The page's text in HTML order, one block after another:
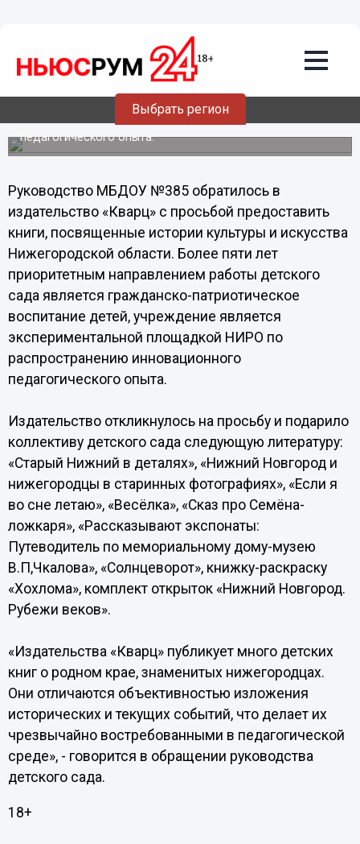
Выбрать регион
Издательство «Кварц» подарило набор
своих книг детскому саду №385
Нижнего Новгорода
Детский сад является экспериментальной площадкой
НИРО по распространению инновационного
педагогического опыта.
Руководство МБДОУ №385 обратилось в
издательство «Кварц» с просьбой предоставить
книги, посвященные истории культуры и искусства
Нижегородской области. Более пяти лет
приоритетным направлением работы детского
сада является гражданско-патриотическое
воспитание детей, учреждение является
экспериментальной площадкой НИРО по
распространению инновационного
педагогического опыта.
Издательство откликнулось на просьбу и подарило
коллективу детского сада следующую литературу:
«Старый Нижний в деталях», «Нижний Новгород и
нижегородцы в старинных фотографиях», «Если я
во сне летаю», «Весёлка», «Сказ про Семёна-
ложкаря», «Рассказывают экспонаты:
Путеводитель по мемориальному дому-музею
В.П,Чкалова», «Солнцеворот», книжку-раскраску
«Хохлома», комплект открыток «Нижний Новгород.
Рубежи веков».
«Издательства «Кварц» публикует много детских
книг о родном крае, знаменитых нижегородцах.
Они отличаются объективностью изложения
исторических и текущих событий, что делает их
чрезвычайно востребованными в педагогической
среде», - говорится в обращении руководства
детского сада.
18+